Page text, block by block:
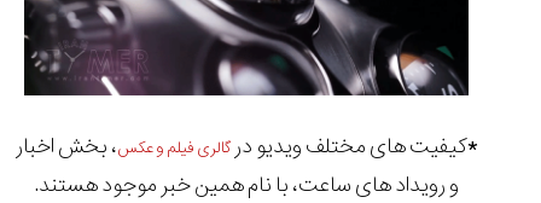
*کیفیت های مختلف ویدیو در گالری فیلم و عکس، بخش اخبار
و رویداد های ساعت، با نام همین خبر موجود هستند.